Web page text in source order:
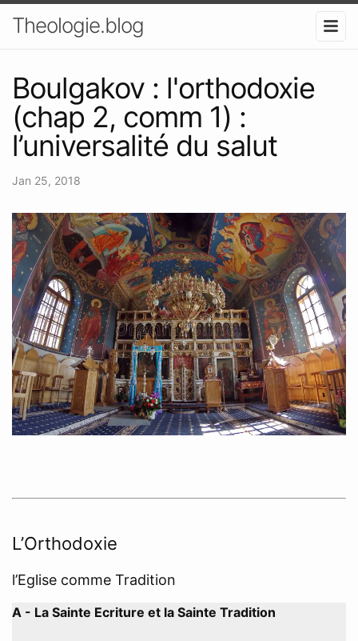
Theologie.blog
Boulgakov : l'orthodoxie
(chap 2, comm 1) :
l’universalité du salut
Jan 25, 2018
L’Orthodoxie
l’Eglise comme Tradition
A - La Sainte Ecriture et la Sainte Tradition